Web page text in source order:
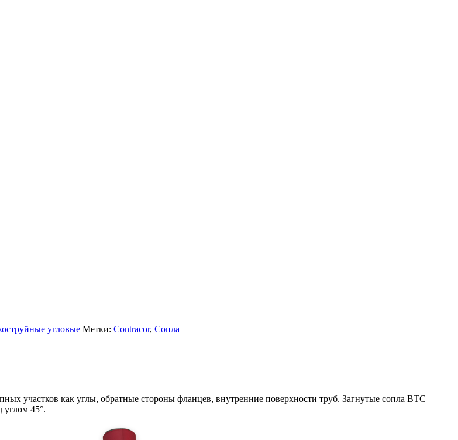
угловые Метки: Contracor, Сопла
участков как углы, обратные стороны фланцев, внутренние поверхности труб. Загнутые сопла BTC
45°.